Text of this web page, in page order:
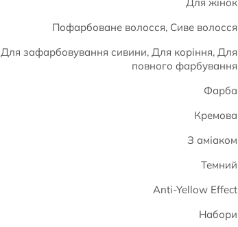
Пофарбоване волосся, Сиве волосся
Для зафарбовування сивини, Для коріння, Для
повного фарбування
Фарба
Кремова
З аміаком
Темний
Anti-Yellow Effect
Набори